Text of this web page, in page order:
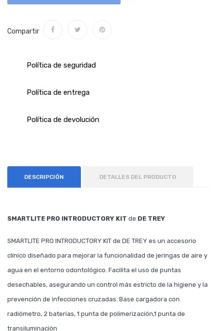
Compartir
Política de seguridad
Política de entrega
Política de devolución
DESCRIPCIÓN DETALLES DEL PRODUCTO
SMARTLITE PRO INTRODUCTORY KIT de DE TREY
SMARTLITE PRO INTRODUCTORY KIT de DE TREY es un accesorio
clínico diseñado para mejorar la funcionalidad de jeringas de aire y
agua en el entorno odontológico. Facilita el uso de puntas
desechables, asegurando un control más estricto de la higiene y la
prevención de infecciones cruzadas. Base cargadora con
radiómetro, 2 baterías, 1 punta de polimerización,1 punta de
transiluminación